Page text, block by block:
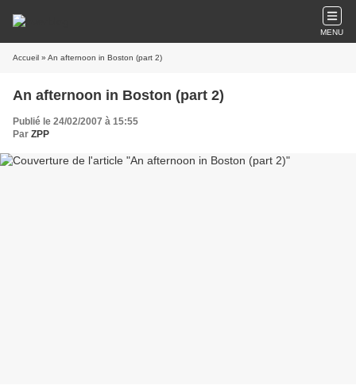
MENU
Accueil » An afternoon in Boston (part 2)
An afternoon in Boston (part 2)
Publié le 24/02/2007 à 15:55
Par ZPP